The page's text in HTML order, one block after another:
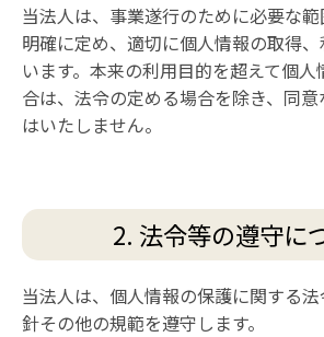
当法人は、事業遂行のために必要な
明確に定め、適切に個人情報の取得
います。本来の利用目的を超えて個
合は、法令の定める場合を除き、同
はいたしません。
2. 法令等の遵守に
当法人は、個人情報の保護に関する
針その他の規範を遵守します。